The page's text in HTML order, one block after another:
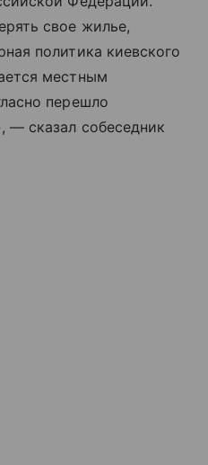
свое жилье,
политика киевского
местным
перешло
— сказал собеседник